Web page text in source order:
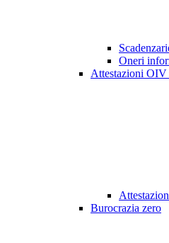
Oneri
Attestazioni OIV
Burocrazia zero